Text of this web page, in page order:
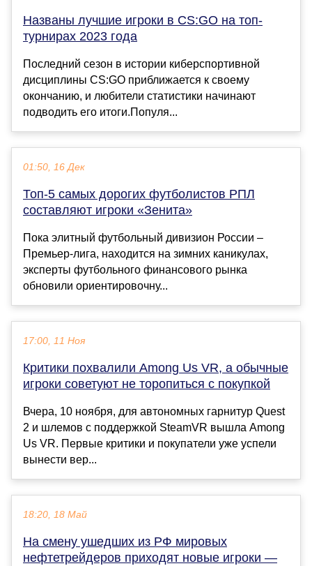
Названы лучшие игроки в CS:GO на топ-
турнирах 2023 года
Последний сезон в истории киберспортивной
дисциплины CS:GO приближается к своему
окончанию, и любители статистики начинают
подводить его итоги.Популя...
01:50, 16 Дек
Топ-5 самых дорогих футболистов РПЛ
составляют игроки «Зенита»
Пока элитный футбольный дивизион России –
Премьер-лига, находится на зимних каникулах,
эксперты футбольного финансового рынка
обновили ориентировочну...
17:00, 11 Ноя
Критики похвалили Among Us VR, а обычные
игроки советуют не торопиться с покупкой
Вчера, 10 ноября, для автономных гарнитур Quest
2 и шлемов с поддержкой SteamVR вышла Among
Us VR. Первые критики и покупатели уже успели
вынести вер...
18:20, 18 Май
На смену ушедших из РФ мировых
нефтетрейдеров приходят новые игроки —